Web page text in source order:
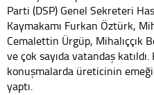
Parti (DSP) Genel Sekreteri
Kaymakamı Furkan Öztürk,
Cemalettin Ürgüp, Mihalıççık
ve çok sayıda vatandaş katıldı.
konuşmalarda üreticinin
yaptı.